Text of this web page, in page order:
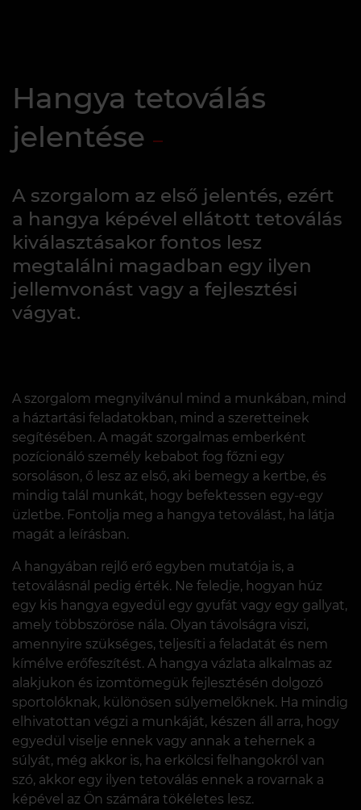
Hangya tetoválás
jelentése
A szorgalom az első jelentés, ezért
a hangya képével ellátott tetoválás
kiválasztásakor fontos lesz
megtalálni magadban egy ilyen
jellemvonást vagy a fejlesztési
vágyat.
A szorgalom megnyilvánul mind a munkában, mind
a háztartási feladatokban, mind a szeretteinek
segítésében. A magát szorgalmas emberként
pozícionáló személy kebabot fog főzni egy
sorsoláson, ő lesz az első, aki bemegy a kertbe, és
mindig talál munkát, hogy befektessen egy-egy
üzletbe. Fontolja meg a hangya tetoválást, ha látja
magát a leírásban.
A hangyában rejlő erő egyben mutatója is, a
tetoválásnál pedig érték. Ne feledje, hogyan húz
egy kis hangya egyedül egy gyufát vagy egy gallyat,
amely többszöröse nála. Olyan távolságra viszi,
amennyire szükséges, teljesíti a feladatát és nem
kímélve erőfeszítést. A hangya vázlata alkalmas az
alakjukon és izomtömegük fejlesztésén dolgozó
sportolóknak, különösen súlyemelőknek. Ha mindig
elhivatottan végzi a munkáját, készen áll arra, hogy
egyedül viselje ennek vagy annak a tehernek a
súlyát, még akkor is, ha erkölcsi felhangokról van
szó, akkor egy ilyen tetoválás ennek a rovarnak a
képével az Ön számára tökéletes lesz.